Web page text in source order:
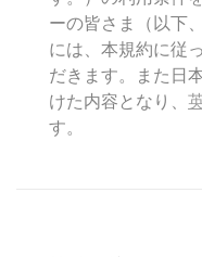
ーの皆さま（以下
には、本規約に従
だきます。また日
けた内容となり、
す。